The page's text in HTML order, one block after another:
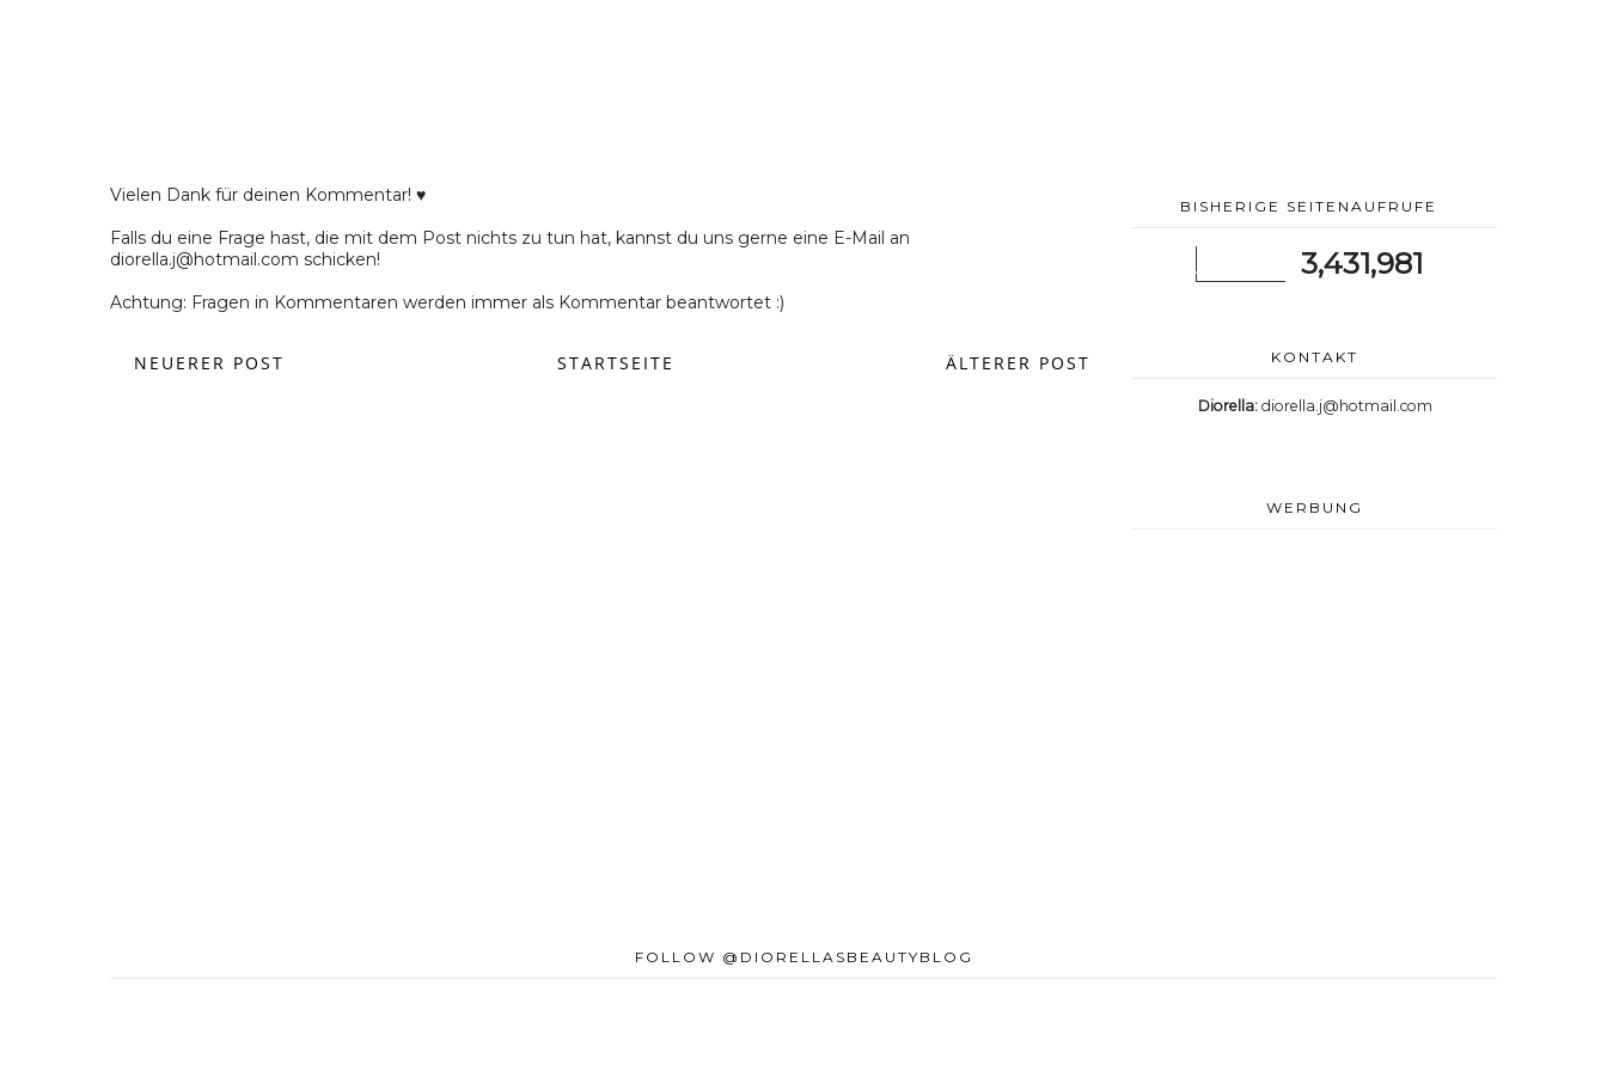
Vielen Dank für deinen Kommentar! ♥
Falls du eine Frage hast, die mit dem Post nichts zu tun hat, kannst du uns gerne eine E-Mail an
diorella.j@hotmail.com schicken!
Achtung: Fragen in Kommentaren werden immer als Kommentar beantwortet :)
NEUERER POST ÄLTERER POST
STARTSEITE
BISHERIGE SEITENAUFRUFE
3,431,981
KONTAKT
Diorella: diorella.j@hotmail.com
WERBUNG
FOLLOW @DIORELLASBEAUTYBLOG